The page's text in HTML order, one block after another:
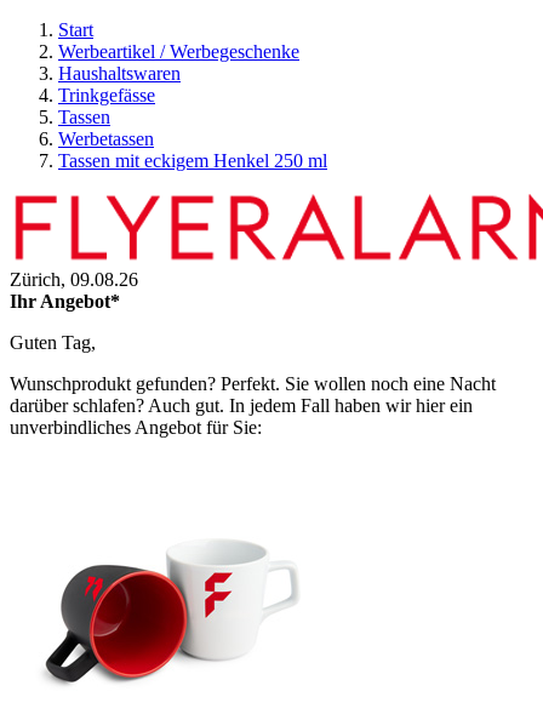
Start
Werbeartikel / Werbegeschenke
Haushaltswaren
Trinkgefässe
Tassen
Werbetassen
Tassen mit eckigem Henkel 250 ml
Zürich, 09.08.26
Ihr Angebot*
Guten Tag,
Wunschprodukt gefunden? Perfekt. Sie wollen noch eine Nacht
darüber schlafen? Auch gut. In jedem Fall haben wir hier ein
unverbindliches Angebot für Sie: